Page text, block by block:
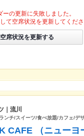
ーの更新に失敗しました。
て空席状況を更新してくださ
空席状況を更新する
｜流川
ンチ/スイーツ/食べ放題/カフェ/デ
CAFE （ニューヨ